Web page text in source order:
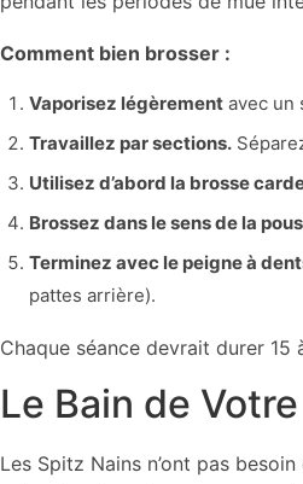
Comment bien brosser :
Vaporisez légèrement avec un
Travaillez par sections.
Utilisez d’abord la brosse
Brossez dans le sens de la
Terminez avec le peigne à
pattes arrière).
Chaque séance devrait durer
Le Bain de
Les Spitz Nains n’ont pas